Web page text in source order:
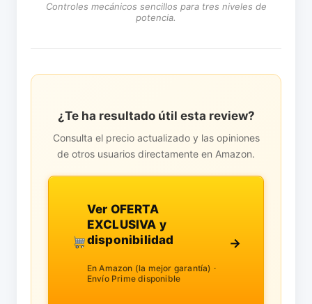
Controles mecánicos sencillos para tres niveles de
potencia.
¿Te ha resultado útil esta review?
Consulta el precio actualizado y las opiniones
de otros usuarios directamente en Amazon.
Ver OFERTA
EXCLUSIVA y
disponibilidad
En Amazon (la mejor garantía) ·
Envío Prime disponible
→